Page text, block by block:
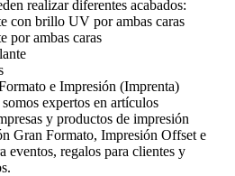
realizar diferentes acabados:
con brillo UV por ambas caras
por ambas caras
e Impresión (Imprenta)
expertos en artículos
y productos de impresión
Gran Formato, Impresión Offset e
eventos, regalos para clientes y